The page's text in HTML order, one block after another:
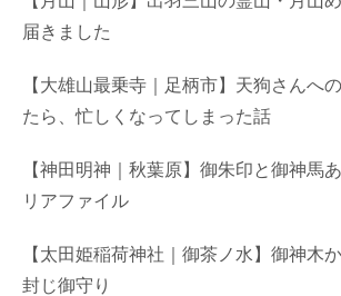
届きました
【大雄山最乗寺｜足柄市】天狗さんへ
たら、忙しくなってしまった話
【神田明神｜秋葉原】御朱印と御神馬
リアファイル
【太田姫稲荷神社｜御茶ノ水】御神木
封じ御守り